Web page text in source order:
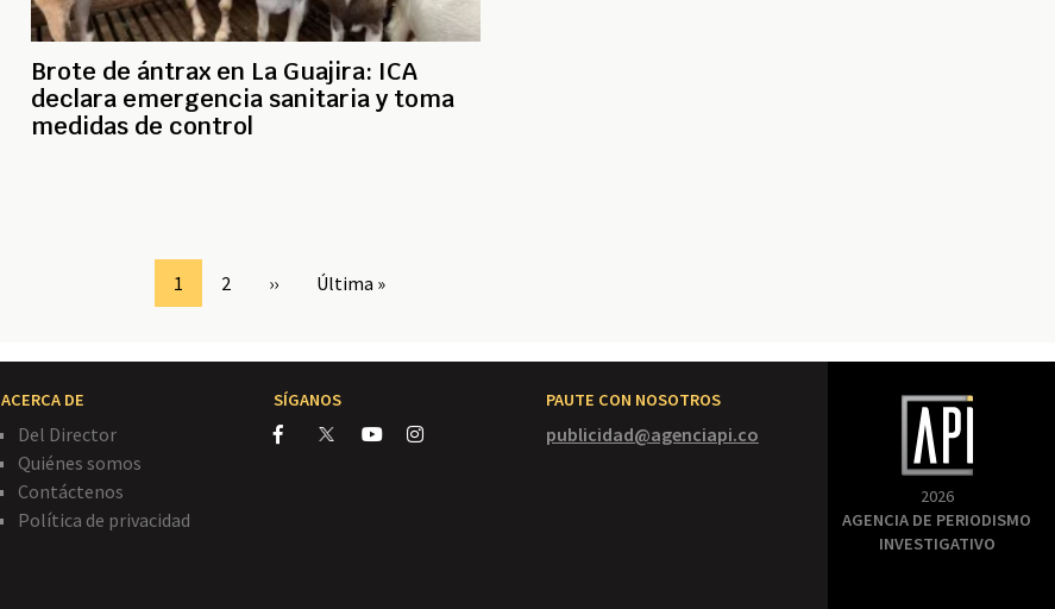
Brote de ántrax en La Guajira: ICA
declara emergencia sanitaria y toma
medidas de control
Page
1 Page
2
Siguiente
››
Última
Última »
ACERCA DE
Del Director
Quiénes somos
Contáctenos
Política de privacidad
SÍGANOS PAUTE CON NOSOTROS
publicidad@agenciapi.co
2026
AGENCIA DE PERIODISMO
INVESTIGATIVO